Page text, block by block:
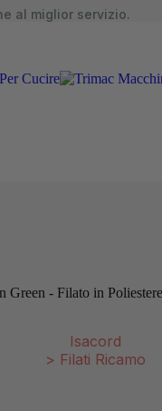
al miglior servizio.
Isacord
> Filati Ricamo